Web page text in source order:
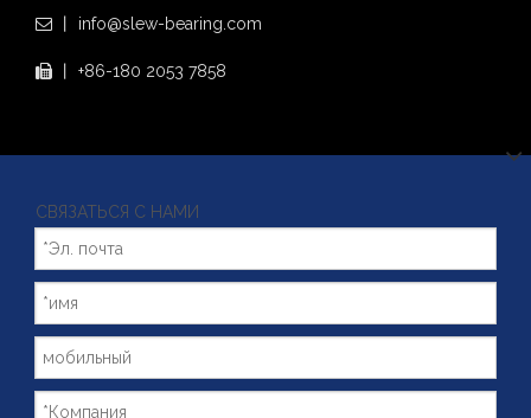
 丨 info@slew-bearing.com
 丨 +86-180 2053 7858
СВЯЗАТЬСЯ С НАМИ